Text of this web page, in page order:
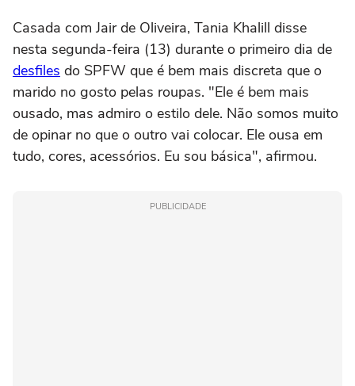
Casada com Jair de Oliveira, Tania Khalill disse
nesta segunda-feira (13) durante o primeiro dia de
desfiles do SPFW que é bem mais discreta que o
marido no gosto pelas roupas. "Ele é bem mais
ousado, mas admiro o estilo dele. Não somos muito
de opinar no que o outro vai colocar. Ele ousa em
tudo, cores, acessórios. Eu sou básica", afirmou.
PUBLICIDADE